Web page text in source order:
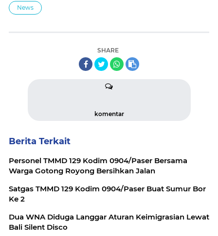
News
SHARE
komentar
Berita Terkait
Personel TMMD 129 Kodim 0904/Paser Bersama
Warga Gotong Royong Bersihkan Jalan
Satgas TMMD 129 Kodim 0904/Paser Buat Sumur Bor
Ke 2
Dua WNA Diduga Langgar Aturan Keimigrasian Lewat
Bali Silent Disco